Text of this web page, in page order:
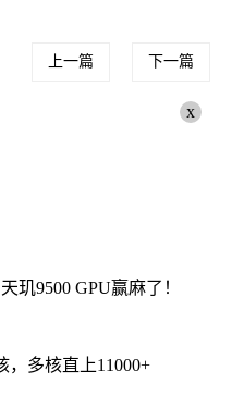
上一篇 下一篇
x
玑9500 GPU赢麻了！
，多核直上11000+